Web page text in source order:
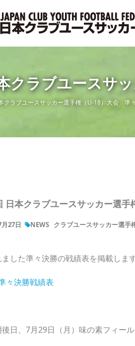
クラブユースサ
クラブユースサッカー選手権（U-18）大会 準
日本クラブユースサッカー選
27日 NEWS クラブユースサッカー選手
した準々決勝の戦績表を掲載します
々決勝戦績表
日、7月29日（月）味の素フィー